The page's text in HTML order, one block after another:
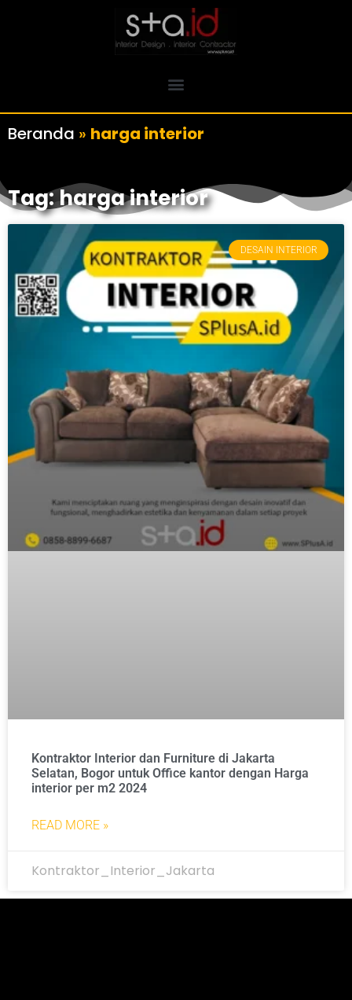
Beranda » harga interior
Tag: harga interior
DESAIN INTERIOR
Kontraktor Interior dan Furniture di Jakarta
Selatan, Bogor untuk Office kantor dengan Harga
interior per m2 2024
READ MORE »
Kontraktor_Interior_Jakarta